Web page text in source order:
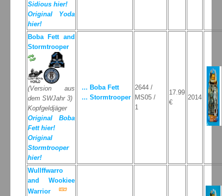
Sidious hier!
Original Yoda
hier!
Boba Fett and
Stormtrooper
(Version aus
dem SWJahr 3)
Kopfgeldjäger
Original Boba
Fett hier!
Original
Stormtrooper
hier!
... Boba Fett
... Stormtrooper
2644 /
MS05 /
1
17.99
€
2014
Wullffwarro
and Wookiee
Warrior